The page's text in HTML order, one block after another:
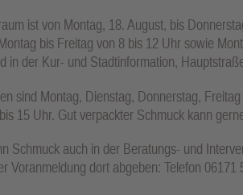
ist von Montag, 18. August, bis
bis Freitag von 8 bis 12 Uhr sowie
in der Kur- und Stadtinformation,
sind Montag, Dienstag, Donnerstag,
15 Uhr. Gut verpackter Schmuck kann
Schmuck auch in der Beratungs- und
Voranmeldung dort abgeben: Telefon